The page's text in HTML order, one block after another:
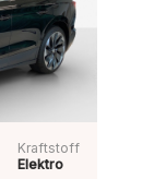
Kraftstoff
Elektro